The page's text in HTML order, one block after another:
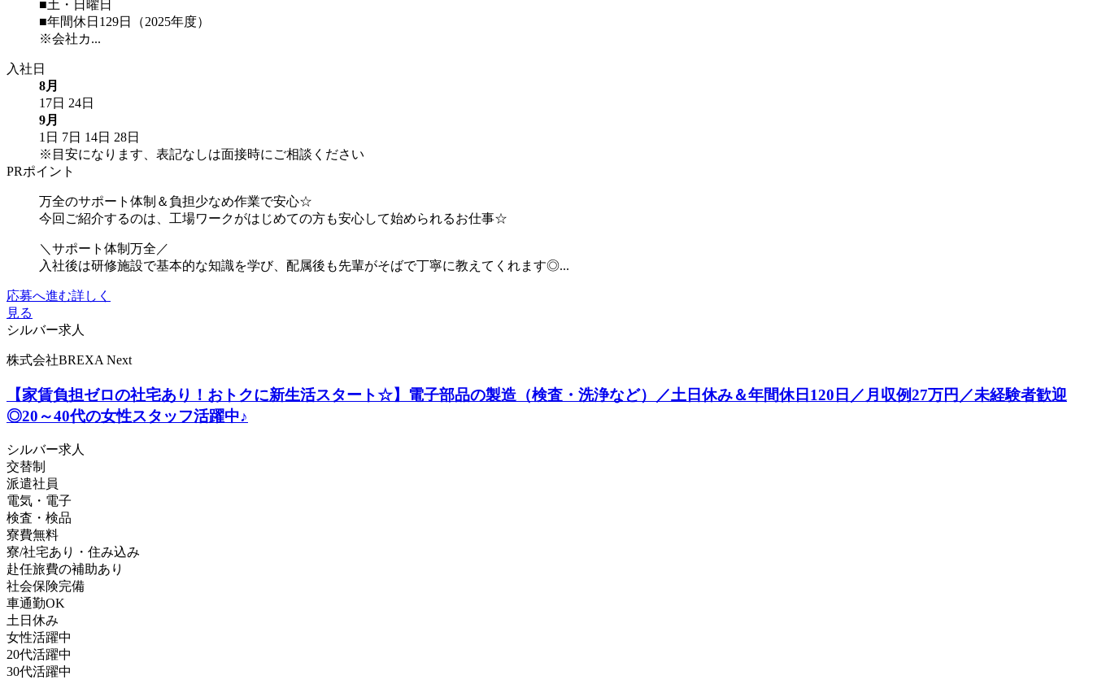
■土・日曜日
■年間休日129日（2025年度）
※会社カ...
入社日
8月
17日 24日
9月
1日 7日 14日 28日
※目安になります、表記なしは面接時にご相談ください
PRポイント
万全のサポート体制＆負担少なめ作業で安心☆
今回ご紹介するのは、工場ワークがはじめての方も安心して始められるお仕事☆
＼サポート体制万全／
入社後は研修施設で基本的な知識を学び、配属後も先輩がそばで丁寧に教えてくれます◎...
応募へ進む詳しく
見る
シルバー求人
株式会社BREXA Next
【家賃負担ゼロの社宅あり！おトクに新生活スタート☆】電子部品の製造（検査・洗浄など）／土日休み＆年間休日120日／月収例27万円／未経験者歓迎
◎20～40代の女性スタッフ活躍中♪
シルバー求人
交替制
派遣社員
電気・電子
検査・検品
寮費無料
寮/社宅あり・住み込み
赴任旅費の補助あり
社会保険完備
車通勤OK
土日休み
女性活躍中
20代活躍中
30代活躍中